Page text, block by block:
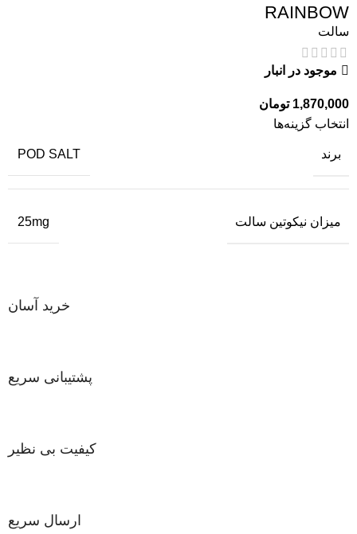
RAINBOW
سالت
موجود در انبار
1,870,000 تومان
انتخاب گزینه‌ها
برند POD SALT
میزان نیکوتین سالت 25mg
خرید آسان
پشتیبانی سریع
کیفیت بی نظیر
ارسال سریع